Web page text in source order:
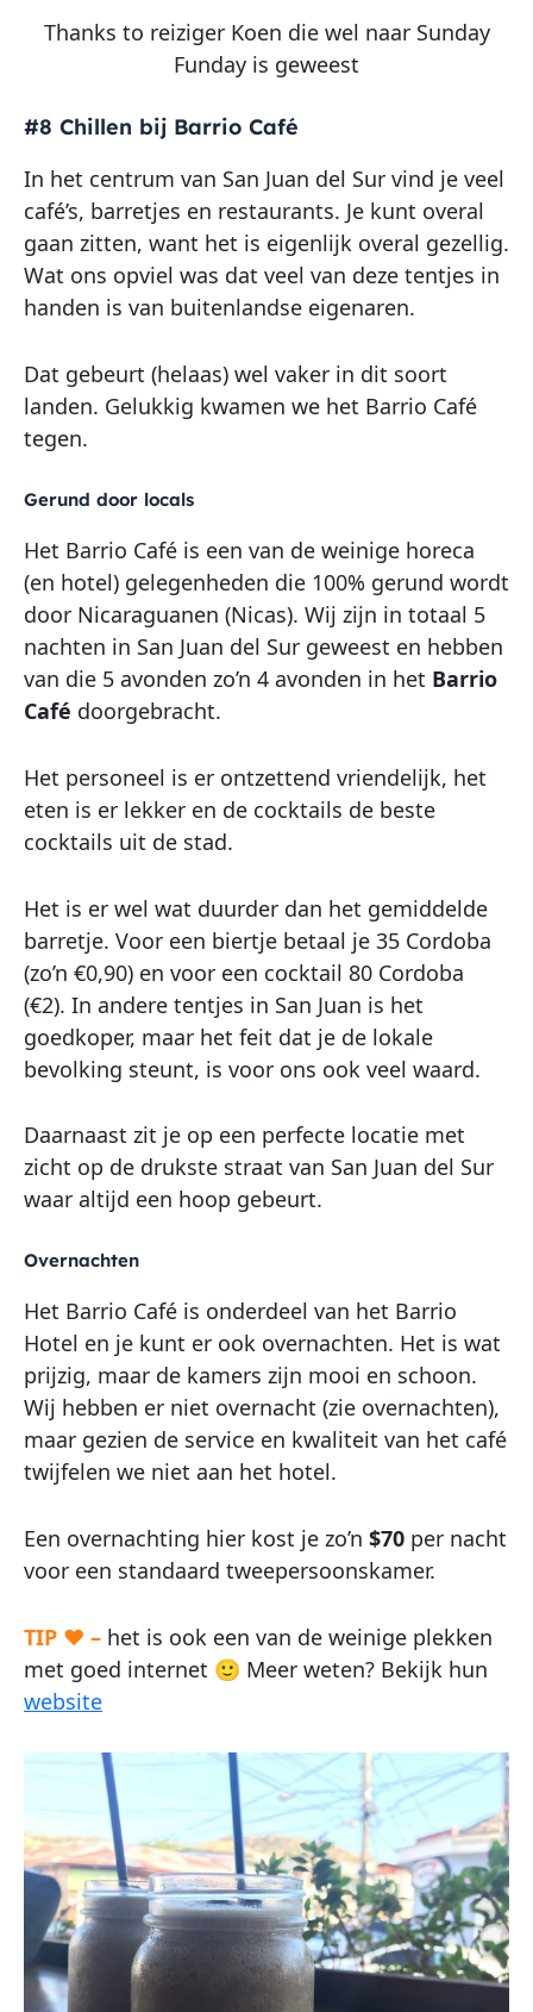
Thanks to reiziger Koen die wel naar Sunday
Funday is geweest
#8 Chillen bij Barrio Café
In het centrum van San Juan del Sur vind je veel
café’s, barretjes en restaurants. Je kunt overal
gaan zitten, want het is eigenlijk overal gezellig.
Wat ons opviel was dat veel van deze tentjes in
handen is van buitenlandse eigenaren.
Dat gebeurt (helaas) wel vaker in dit soort
landen. Gelukkig kwamen we het Barrio Café
tegen.
Gerund door locals
Het Barrio Café is een van de weinige horeca
(en hotel) gelegenheden die 100% gerund wordt
door Nicaraguanen (Nicas). Wij zijn in totaal 5
nachten in San Juan del Sur geweest en hebben
van die 5 avonden zo’n 4 avonden in het Barrio
Café doorgebracht.
Het personeel is er ontzettend vriendelijk, het
eten is er lekker en de cocktails de beste
cocktails uit de stad.
Het is er wel wat duurder dan het gemiddelde
barretje. Voor een biertje betaal je 35 Cordoba
(zo’n €0,90) en voor een cocktail 80 Cordoba
(€2). In andere tentjes in San Juan is het
goedkoper, maar het feit dat je de lokale
bevolking steunt, is voor ons ook veel waard.
Daarnaast zit je op een perfecte locatie met
zicht op de drukste straat van San Juan del Sur
waar altijd een hoop gebeurt.
Overnachten
Het Barrio Café is onderdeel van het Barrio
Hotel en je kunt er ook overnachten. Het is wat
prijzig, maar de kamers zijn mooi en schoon.
Wij hebben er niet overnacht (zie overnachten),
maar gezien de service en kwaliteit van het café
twijfelen we niet aan het hotel.
Een overnachting hier kost je zo’n $70 per nacht
voor een standaard tweepersoonskamer.
TIP ♥ – het is ook een van de weinige plekken
met goed internet 🙂 Meer weten? Bekijk hun
website